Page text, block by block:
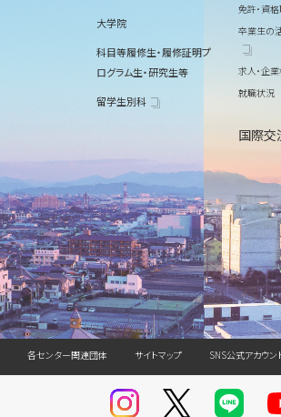
大学院
科目等履修生・履修証明プ
ログラム生・研究生等
留学生別科
免許・資
卒業生の活
求人・企
就職状況
国際交
各センター関連団体 サイトマップ SNS公式アカウン